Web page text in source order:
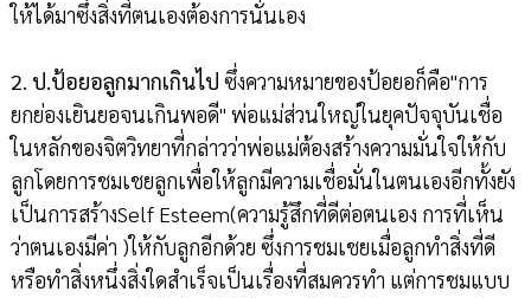
ให้ได้มาซึ่งสิ่งที่ตนเองต้องการนั่นเอง
2. ป.ป้อยอลูกมากเกินไป ซึ่งความหมายของป้อยอก็คือ"การ
ยกย่องเยินยอจนเกินพอดี" พ่อแม่ส่วนใหญ่ในยุคปัจจุบันเชื่อ
ในหลักของจิตวิทยาที่กล่าวว่าพ่อแม่ต้องสร้างความมั่นใจให้กับ
ลูกโดยการชมเชยลูกเพื่อให้ลูกมีความเชื่อมั่นในตนเองอีกทั้งยัง
เป็นการสร้างSelf Esteem(ความรู้สึกที่ดีต่อตนเอง การที่เห็น
ว่าตนเองมีค่า )ให้กับลูกอีกด้วย ซึ่งการชมเชยเมื่อลูกทำสิ่งที่ดี
หรือทำสิ่งหนึ่งสิ่งใดสำเร็จเป็นเรื่องที่สมควรทำ แต่การชมแบบ